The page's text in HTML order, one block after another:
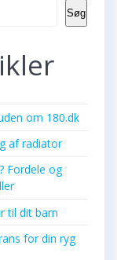
Søg
om 180.dk
af radiator
Fordele og
til dit barn
for din ryg